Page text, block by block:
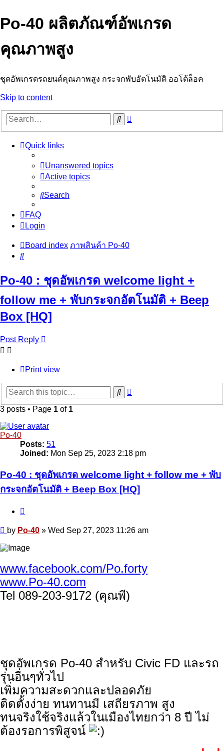
Po-40 ผลิตภัณฑ์อัพเกรด
คุณภาพสูง
ชุดอัพเกรดรถยนต์คุณภาพสูง กระจกพับอัตโนมัติ ออโต้ล็อค
Skip to content
Search
Quick links
Unanswered topics
Active topics
Search
FAQ
Login
Board index ภาพสินค้า Po-40
Search
Po-40 : ชุดอัพเกรด welcome light +
follow me + พับกระจกอัตโนมัติ + Beep
Box [HQ]
Post Reply
Print view
Search
3 posts • Page 1 of 1
Po-40
Posts: 51
Joined: Mon Sep 25, 2023 2:18 pm
Po-40 : ชุดอัพเกรด welcome light + follow me + พับ
กระจกอัตโนมัติ + Beep Box [HQ]
Post
by Po-40 » Wed Sep 27, 2023 11:26 am
www.facebook.com/Po.forty
www.Po-40.com
Tel 089-203-9172 (คุณพี)
ชุดอัพเกรด Po-40 สำหรับ Civic FD และรถ
รุ่นอื่นๆทั่วไป
เพิ่มความสะดวกและปลอดภัย
ติดตั้งง่าย ทนทานมี เสถียรภาพ สูง
ทนจริงใช้จริงแล้วในเมืองไทยกว่า 8 ปี ไม่
ต้องรอการพิสูจน์